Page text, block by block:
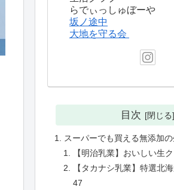
らでぃっしゅぼーや
坂ノ途中
大地を守る会
目次
スーパーでも買える無添加
【明治乳業】おいしい生
【タカナシ乳業】特選北
47